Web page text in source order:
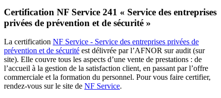
Certification NF Service 241 « Service des entreprises
privées de prévention et de sécurité »
La certification NF Service - Service des entreprises privées de
prévention et de sécurité est délivrée par l’AFNOR sur audit (sur
site). Elle couvre tous les aspects d’une vente de prestations : de
l’accueil à la gestion de la satisfaction client, en passant par l’offre
commerciale et la formation du personnel. Pour vous faire certifier,
rendez-vous sur le site de NF Service.